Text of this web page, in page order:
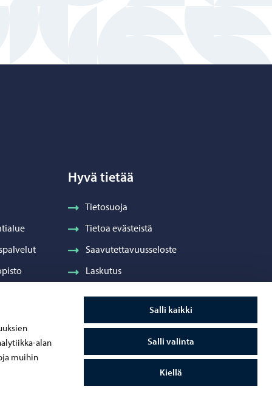
alan
muihin
Salli kaikki
Salli valinta
Kiellä
Hyvä tietää
Tietosuoja
Tietoa evästeistä
Saavutettavuusseloste
Laskutus